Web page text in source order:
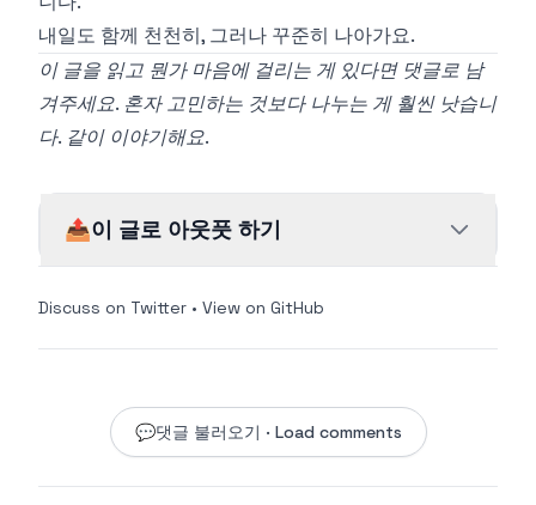
내일도 함께 천천히, 그러나 꾸준히 나아가요.
이 글을 읽고 뭔가 마음에 걸리는 게 있다면 댓글로 남
겨주세요. 혼자 고민하는 것보다 나누는 게 훨씬 낫습니
다. 같이 이야기해요.
📤이 글로 아웃풋 하기
Discuss on Twitter • View on GitHub
💬댓글 불러오기 · Load comments